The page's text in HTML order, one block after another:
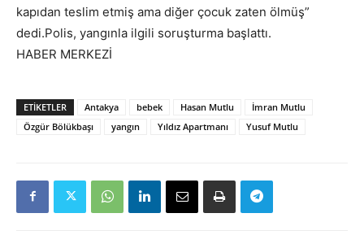
kapıdan teslim etmiş ama diğer çocuk zaten ölmüş”
dedi.Polis, yangınla ilgili soruşturma başlattı.
HABER MERKEZİ
ETIKETLER Antakya bebek Hasan Mutlu
İmran Mutlu
Özgür Bölükbaşı
yangın Yıldız Apartmanı Yusuf Mutlu